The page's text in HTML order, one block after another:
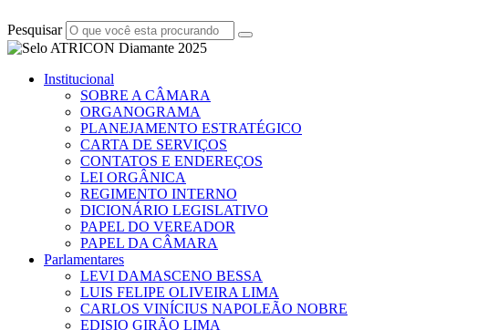
Pesquisar
Institucional
SOBRE A CÂMARA
ORGANOGRAMA
PLANEJAMENTO ESTRATÉGICO
CARTA DE SERVIÇOS
CONTATOS E ENDEREÇOS
LEI ORGÂNICA
REGIMENTO INTERNO
DICIONÁRIO LEGISLATIVO
PAPEL DO VEREADOR
PAPEL DA CÂMARA
Parlamentares
LEVI DAMASCENO BESSA
LUIS FELIPE OLIVEIRA LIMA
CARLOS VINÍCIUS NAPOLEÃO NOBRE
EDISIO GIRÃO LIMA